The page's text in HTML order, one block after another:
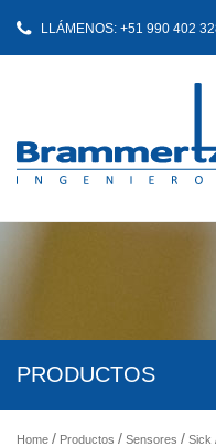
LLÁMENOS: +51 990 402
PRODUCTOS
Home Productos Sensores Sick